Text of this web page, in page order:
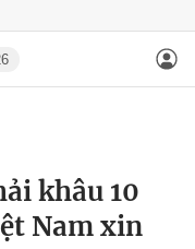
khâu 10
Nam xin